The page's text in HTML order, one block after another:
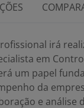
irá
em
um papel
da
e análise